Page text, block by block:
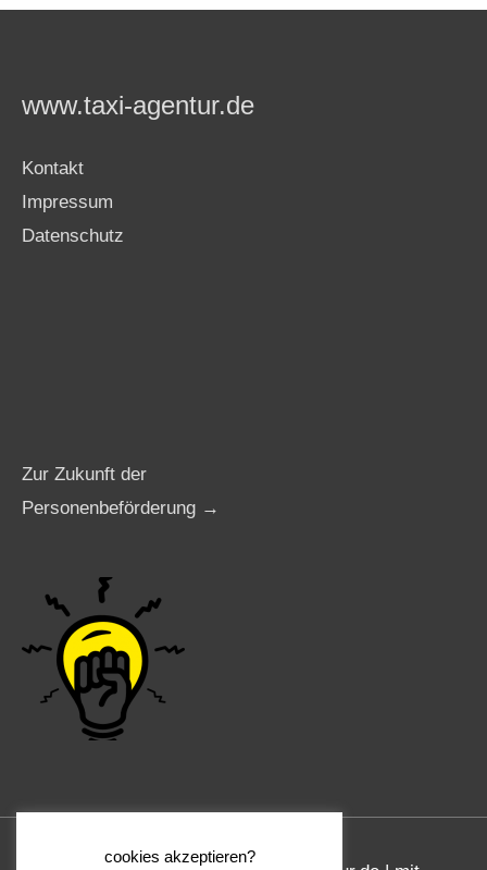
www.taxi-agentur.de
Kontakt
Impressum
Datenschutz
Zur Zukunft der
Personenbeförderung →
cookies akzeptieren?